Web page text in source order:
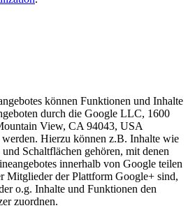
können Funktionen und Inhalte
durch die Google LLC, 1600
View, CA 94043, USA
Hierzu können z.B. Inhalte wie
Schaltflächen gehören, mit denen
innerhalb von Google teilen
Mitglieder der Plattform Google+ sind,
o.g. Inhalte und Funktionen den
zuordnen.